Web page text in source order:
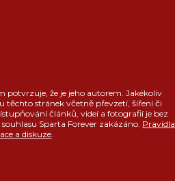
potvrzuje, že je jeho autorem. Jakékoliv
těchto stránek včetně převzetí, šíření či
článků, videí a fotografií je bez
Sparta Forever zakázáno. Pravidla
a diskuze.